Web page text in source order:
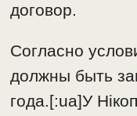
договор.
Согласно
должны быть
года.[:ua]У